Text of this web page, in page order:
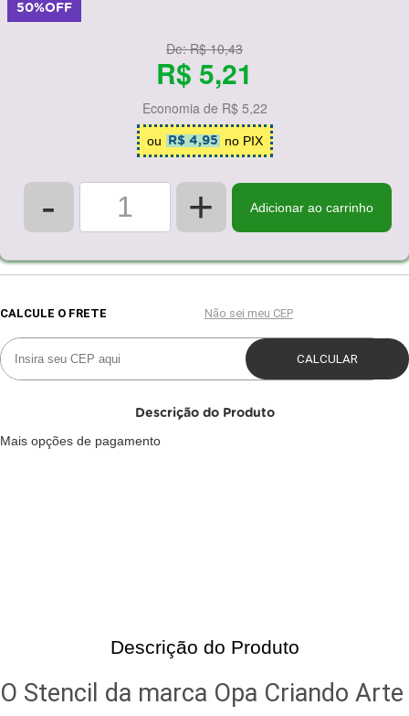
50%OFF
De:R$ 10,43
R$ 5,21
Economia de R$ 5,22
ou R$ 4,95 no PIX
- + Adicionar ao carrinho
Descrição do Produto
Mais opções de pagamento
Descrição do Produto
O Stencil da marca Opa Criando Arte